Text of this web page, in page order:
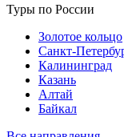
Туры по России
Золотое кольцо
Санкт-
Калининград
Казань
Алтай
Байкал